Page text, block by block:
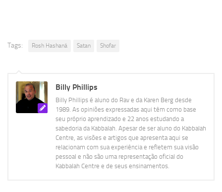
Tags: Rosh Hashaná Satan Shofar
Billy Phillips
Billy Phillips é aluno do Rav e da Karen Berg desde
1989. As opiniões expressadas aqui têm como base
seu próprio aprendizado e 22 anos estudando a
sabedoria da Kabbalah. Apesar de ser aluno do Kabbalah
Centre, as visões e artigos que apresenta aqui se
relacionam com sua experiência e refletem sua visão
pessoal e não são uma representação oficial do
Kabbalah Centre e de seus ensinamentos.